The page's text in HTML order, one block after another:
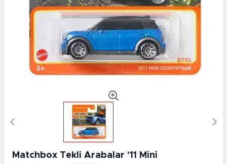
Matchbox Tekli Arabalar '11 Mini